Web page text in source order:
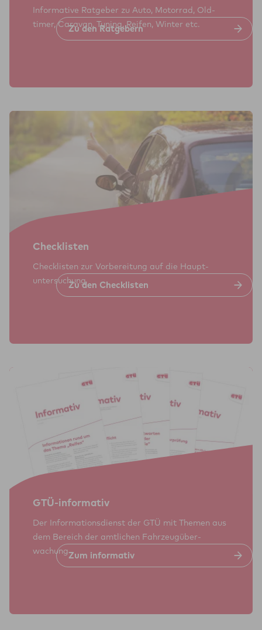
Informative Rat­geber zu Auto, Motor­rad, Old­
timer, Cara­van, Tuning, Reifen, Winter etc.
Zu den Rat­ge­bern
Check­lis­ten
Check­listen zur Vor­bereitung auf die Haupt­
unter­suchungZu den Check­lis­ten
GTÜ-infor­ma­tiv
Der Informations­dienst der GTÜ mit Themen aus
dem Bereich der amt­lichen Fahr­zeug­über­
wachungZum infor­ma­tiv